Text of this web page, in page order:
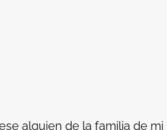
alguien de la familia de